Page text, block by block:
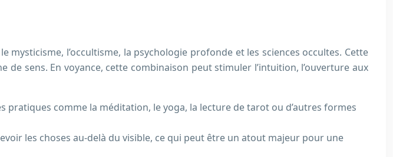
l’occultisme, la psychologie profonde et les sciences occultes. Cette
sens. En voyance, cette combinaison peut stimuler l’intuition, l’ouverture aux
comme la méditation, le yoga, la lecture de tarot ou d’autres formes
les choses au-delà du visible, ce qui peut être un atout majeur pour une